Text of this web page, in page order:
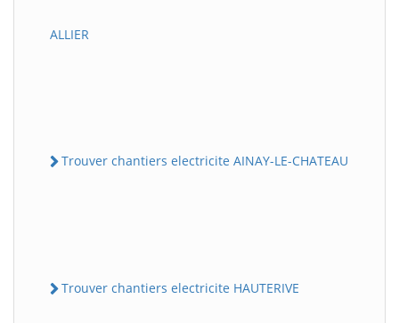
ALLIER
Trouver chantiers electricite AINAY-LE-CHATEAU
Trouver chantiers electricite HAUTERIVE